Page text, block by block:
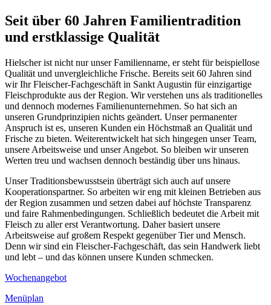
Seit über 60 Jahren Familientradition
und erstklassige Qualität
Hielscher ist nicht nur unser Familienname, er steht für beispiellose
Qualität und unvergleichliche Frische. Bereits seit 60 Jahren sind
wir Ihr Fleischer-Fachgeschäft in Sankt Augustin für einzigartige
Fleischprodukte aus der Region. Wir verstehen uns als traditionelles
und dennoch modernes Familienunternehmen. So hat sich an
unseren Grundprinzipien nichts geändert. Unser permanenter
Anspruch ist es, unseren Kunden ein Höchstmaß an Qualität und
Frische zu bieten. Weiterentwickelt hat sich hingegen unser Team,
unsere Arbeitsweise und unser Angebot. So bleiben wir unseren
Werten treu und wachsen dennoch beständig über uns hinaus.
Unser Traditionsbewusstsein überträgt sich auch auf unsere
Kooperationspartner. So arbeiten wir eng mit kleinen Betrieben aus
der Region zusammen und setzen dabei auf höchste Transparenz
und faire Rahmenbedingungen. Schließlich bedeutet die Arbeit mit
Fleisch zu aller erst Verantwortung. Daher basiert unsere
Arbeitsweise auf großem Respekt gegenüber Tier und Mensch.
Denn wir sind ein Fleischer-Fachgeschäft, das sein Handwerk liebt
und lebt – und das können unsere Kunden schmecken.
Wochenangebot
Menüplan